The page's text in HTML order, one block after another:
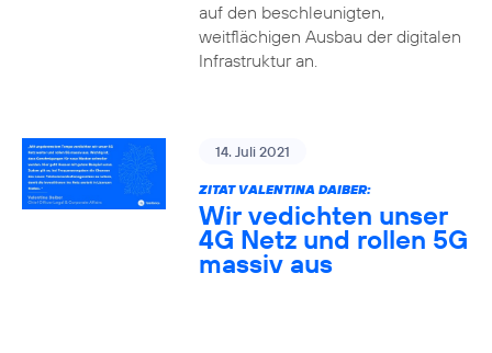
auf den beschleunigten,
weitflächigen Ausbau der digitalen
Infrastruktur an.
14. Juli 2021
ZITAT VALENTINA DAIBER:
Wir vedichten unser
4G Netz und rollen 5G
massiv aus